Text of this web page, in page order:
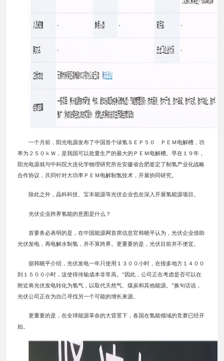
一个月前，阳光电源发布了中国首个绿氢ＳＥＰ５０ ＰＥＭ电解槽，功
率为２５０ｋＷ，是我国可以批量生产的最大的ＰＥＭ电解槽。早在１９年，
阳光电源就与中科院大连化学物理研究所在安徽省合肥签定了制氢产业化战略
合作协议，共同针对大功率ＰＥＭ电解制氢技术，开展协同研究。
除此之外，晶科科技、宝丰能源等光伏企业也在深入开展氢能源项目。
光伏企业跨界氢能的意图是什么？
首要务必表明的是，在中国能源网首席信息官韩晓平认为，光伏企业借助
光伏发电，再电解水制氢，并不算跨界。更重要的是，光伏目前并不便宜。
据韩晓平介绍，光伏发电一年只使用１３００小时，在很多地方１４００
到１５００小时，这使得传输成本非常高。“因此，公司正在考虑是否可以在
附近将光伏发电转化为氢气，以取代天然气、煤炭和其他能源。”换句话说，
光伏公司正在为自己寻找另一个可能的增长来源。
更重要的是，在全球能源革命的大背景下，各国在氢能领域的竞赛已经开
始。